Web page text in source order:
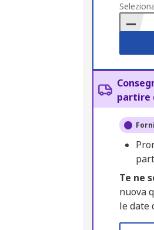
to
Basket
partire
Te ne
nuova
le date